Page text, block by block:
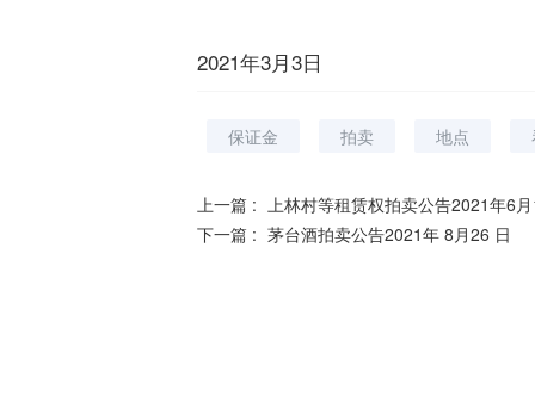
2021年3月3日
保证金 拍卖 地点
上一篇 : 上林村等租赁权拍卖公告2021年6
下一篇 : 茅台酒拍卖公告2021年 8月26 日